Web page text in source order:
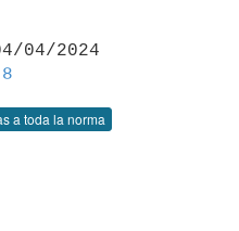
04/2024
a toda la norma